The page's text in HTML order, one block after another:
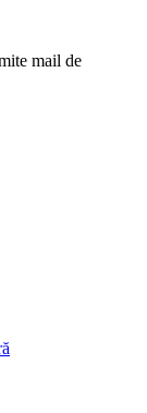
mail de